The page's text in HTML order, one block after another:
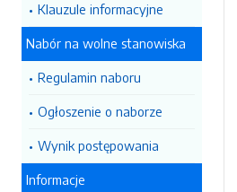
Klauzule informacyjne
Nabór na wolne stanowiska
Regulamin naboru
Ogłoszenie o naborze
Wynik postępowania
Informacje